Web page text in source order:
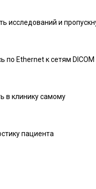
исследований и
Ethernet к сетям DICOM
в клинику самому
пациента